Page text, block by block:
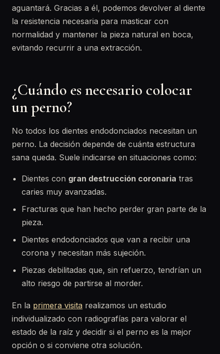
aguantará. Gracias a él, podemos devolver al diente
la resistencia necesaria para masticar con
normalidad y mantener la pieza natural en boca,
evitando recurrir a una extracción.
¿Cuándo es necesario colocar
un perno?
No todos los dientes endodonciados necesitan un
perno. La decisión depende de cuánta estructura
sana queda. Suele indicarse en situaciones como:
Dientes con gran destrucción coronaria tras
caries muy avanzadas.
Fracturas que han hecho perder gran parte de la
pieza.
Dientes endodonciados que van a recibir una
corona y necesitan más sujeción.
Piezas debilitadas que, sin refuerzo, tendrían un
alto riesgo de partirse al morder.
En la primera visita realizamos un estudio
individualizado con radiografías para valorar el
estado de la raíz y decidir si el perno es la mejor
opción o si conviene otra solución.